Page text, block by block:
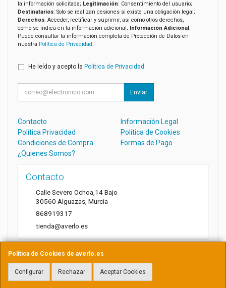
Política de Cookies de averlo.es
Configurar Rechazar Aceptar Cookies
la información solicitada; Legitimación: Consentimiento del usuario;
Destinatarios: Solo se realizan cesiones si existe una obligación legal;
Derechos: Acceder, rectificar y suprimir, así como otros derechos,
como se indica en la información adicional;
Información Adicional :
Puede consultar la información completa de Protección de Datos en
nuestra Política de Privacidad .
He leído y acepto la Política de Privacidad
Enviar
Contacto
Información Legal
Política Privacidad
Política de Cookies
Condiciones de Compra
Formas de Pago
¿Quienes Somos?
Contacto
Calle Severo Ochoa,14 Bajo
30560 Alguazas Murcia
868919317
tienda@averlo.es
Horario
Lunes a Viernes de 8:30h a 14h